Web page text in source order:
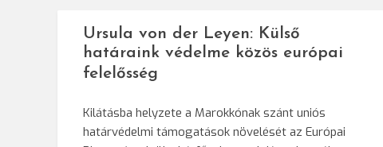
Ursula von der Leyen: Külső
határaink védelme közös európai
felelősség
Kilátásba helyzete a Marokkónak szánt uniós
határvédelmi támogatások növelését az Európai